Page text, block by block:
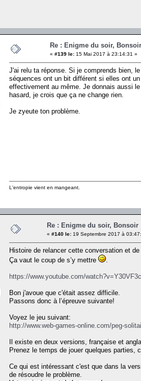
Re : Enigme du soir,
« #139 le: 15 Mai 2017 à 23:14:31 »
J'ai relu ta réponse. Si je comprends bien,
séquences ont un bit différent si elles ont
effectivement au même. Je donnais aussi
hasard, je crois que ça ne change rien.
Je zyeute ton problème.
L'entropie vient en mangeant.
Re : Enigme du soir, Bonsoir
« #140 le: 19 Septembre 2017 à
Histoire de relancer cette conversation et
Ça vaut le coup de s’y mettre
https://www.youtube.com/
Bon j'avoue que c'était assez difficile.
Passons donc à l’épreuve suivante!
Voyez le jeu suivant:
http://www.web-games-online.com/peg-
Il existe en deux versions, française et
Prenez le temps de jouer quelques parties,
Ce qui est intéressant c'est que dans la
de résoudre le problème.